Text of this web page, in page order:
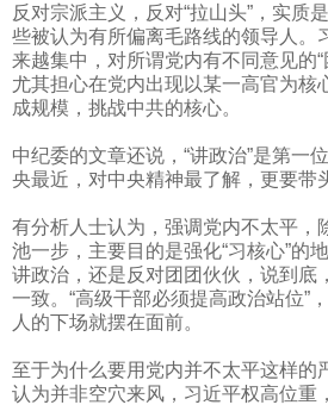
反对宗派主义，反对“拉山头”，实质
些被认为有所偏离毛路线的领导人。
来越集中，对所谓党内有不同意见的“
尤其担心在党内出现以某一高官为核
成规模，挑战中共的核心。
中纪委的文章还说，“讲政治”是第一
央最近，对中央精神最了解，更要带
有分析人士认为，强调党内不太平，
池一步，主要目的是强化“习核心”的
讲政治，还是反对团团伙伙，说到底
一致。“高级干部必须提高政治站位”
人的下场就摆在面前。
至于为什么要用党内并不太平这样的
认为并非空穴来风，习近平权高位重